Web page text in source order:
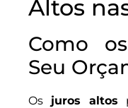
Altos
Como
Seu
Os juros altos